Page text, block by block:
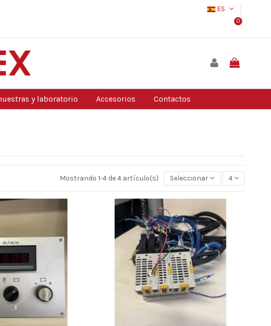
ES
0
y laboratorio Accesorios Contactos
Mostrando 1-4 de 4 artículo(s) Seleccionar 4